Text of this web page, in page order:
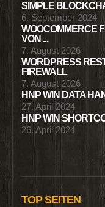
SIMPLE
6. September 2024
WOOCOMMERCE
VON ...
7. August 2026
WORDPRESS
FIREWALL
7. August 2026
HNP WIN DATA
27. April 2024
HNP WIN
26. April 2024
TOP SEITEN